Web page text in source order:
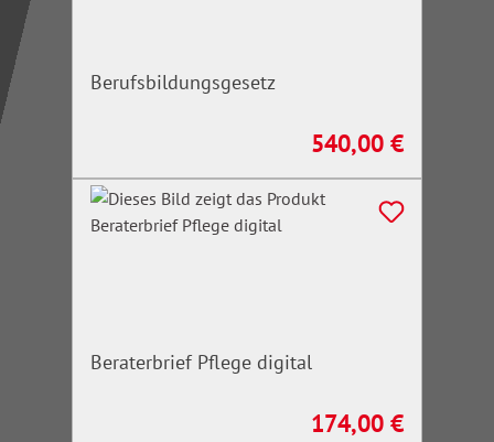
Berufsbildungsgesetz
Regulärer Preis:
540,00 €
Beraterbrief Pflege digital
Regulärer Preis:
174,00 €